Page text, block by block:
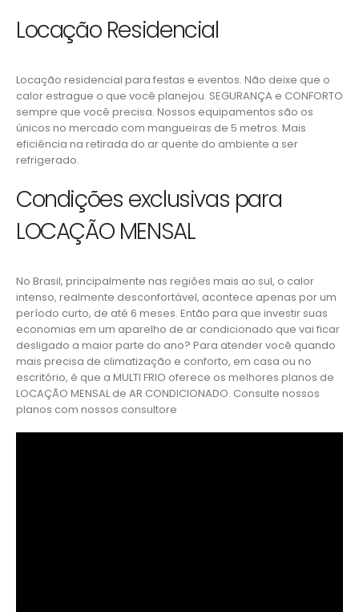
Locação Residencial
Locação residencial para festas e eventos. Não deixe que o
calor estrague o que você planejou. SEGURANÇA e CONFORTO
sempre que você precisa. Nossos equipamentos são os
únicos no mercado com mangueiras de 5 metros. Mais
eficiência na retirada do ar quente do ambiente a ser
refrigerado.
Condições exclusivas para
LOCAÇÃO MENSAL
No Brasil, principalmente nas regiões mais ao sul, o calor
intenso, realmente desconfortável, acontece apenas por um
período curto, de até 6 meses. Então para que investir suas
economias em um aparelho de ar condicionado que vai ficar
desligado a maior parte do ano? Para atender você quando
mais precisa de climatização e conforto, em casa ou no
escritório, é que a MULTI FRIO oferece os melhores planos de
LOCAÇÃO MENSAL de AR CONDICIONADO. Consulte nossos
planos com nossos consultore